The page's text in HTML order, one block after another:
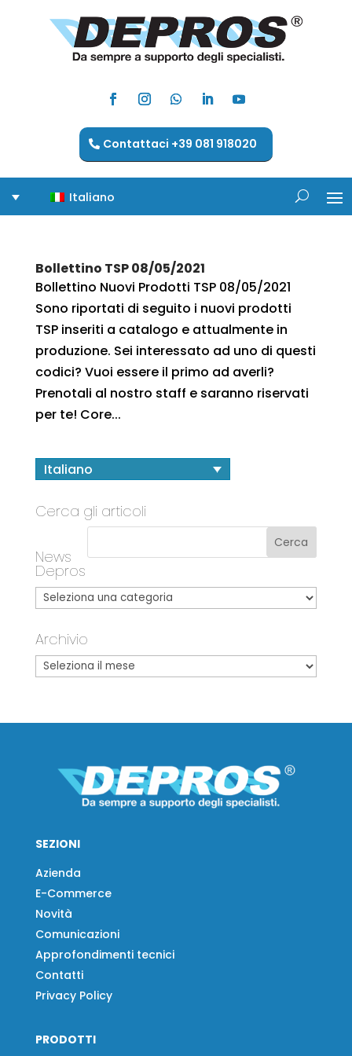
Contattaci +39 081 918020
Italiano
Bollettino TSP 08/05/2021
Bollettino Nuovi Prodotti TSP 08/05/2021
Sono riportati di seguito i nuovi prodotti
TSP inseriti a catalogo e attualmente in
produzione. Sei interessato ad uno di questi
codici? Vuoi essere il primo ad averli?
Prenotali al nostro staff e saranno riservati
per te! Core...
Italiano
Cerca gli articoli
News
Depros
Archivio
SEZIONI
Azienda
E-Commerce
Novità
Comunicazioni
Approfondimenti tecnici
Contatti
Privacy Policy
PRODOTTI